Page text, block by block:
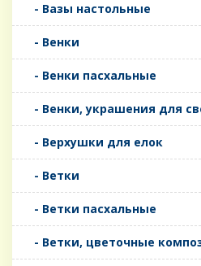
- Вазы настольные
- Венки
- Венки пасхальные
- Венки, украшения для
- Верхушки для елок
- Ветки
- Ветки пасхальные
- Ветки, цветочные